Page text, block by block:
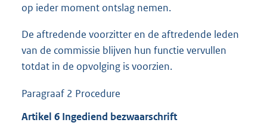
op ieder moment ontslag nemen.
De aftredende voorzitter en de aftredende leden
van de commissie blijven hun functie vervullen
totdat in de opvolging is voorzien.
Paragraaf 2 Procedure
Artikel 6 Ingediend bezwaarschrift